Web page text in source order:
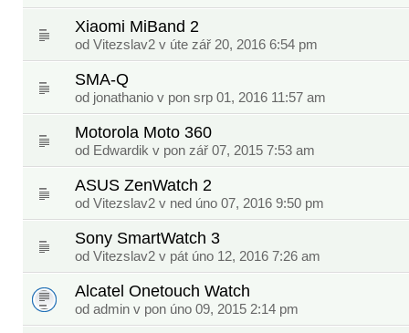
Xiaomi MiBand 2
od Vitezslav2 v úte zář 20, 2016 6:54 pm
SMA-Q
od jonathanio v pon srp 01, 2016 11:57 am
Motorola Moto 360
od Edwardik v pon zář 07, 2015 7:53 am
ASUS ZenWatch 2
od Vitezslav2 v ned úno 07, 2016 9:50 pm
Sony SmartWatch 3
od Vitezslav2 v pát úno 12, 2016 7:26 am
Alcatel Onetouch Watch
od admin v pon úno 09, 2015 2:14 pm